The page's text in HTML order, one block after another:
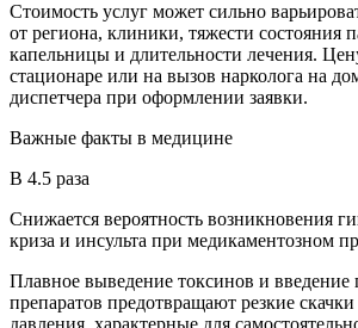
Стоимость услуг может сильно
от региона, клиники, тяжести состояния
капельницы и длительности лечения.
стационаре или на вызов нарколога на
диспетчера при оформлении заявки.
Важные факты в медицине
В 4.5 раза
Снижается вероятность возникновения
криза и инсульта при медикаментозном
Плавное выведение токсинов и введение
препаратов предотвращают резкие скачки